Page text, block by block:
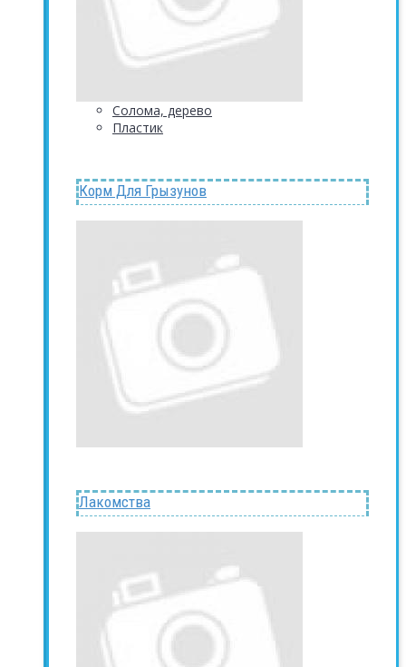
Солома, дерево
Пластик
Корм Для Грызунов
Лакомства